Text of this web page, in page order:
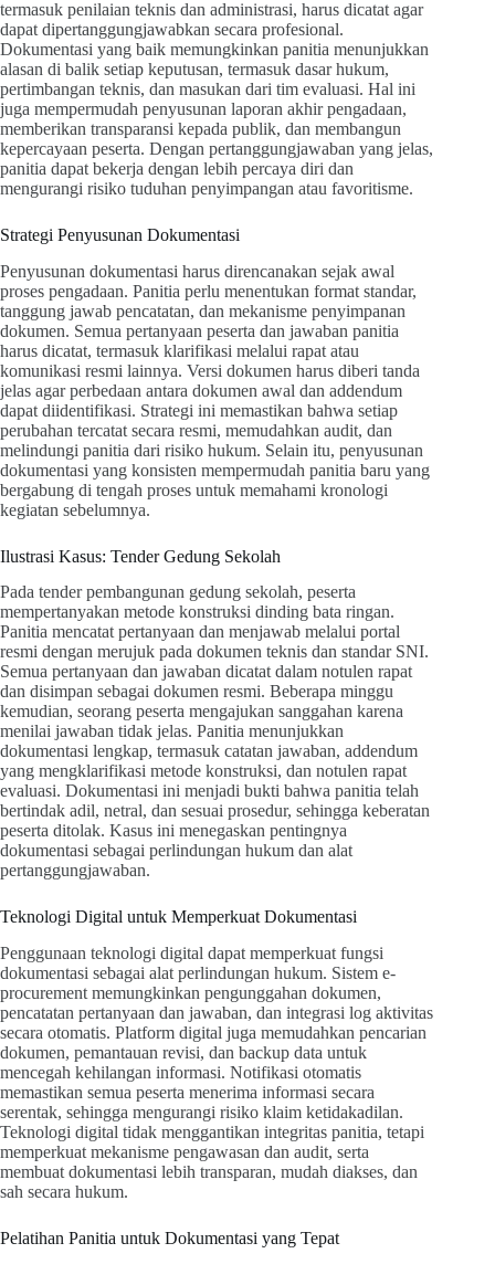
termasuk penilaian teknis dan administrasi, harus dicatat agar
dapat dipertanggungjawabkan secara profesional.
Dokumentasi yang baik memungkinkan panitia menunjukkan
alasan di balik setiap keputusan, termasuk dasar hukum,
pertimbangan teknis, dan masukan dari tim evaluasi. Hal ini
juga mempermudah penyusunan laporan akhir pengadaan,
memberikan transparansi kepada publik, dan membangun
kepercayaan peserta. Dengan pertanggungjawaban yang jelas,
panitia dapat bekerja dengan lebih percaya diri dan
mengurangi risiko tuduhan penyimpangan atau favoritisme.
Strategi Penyusunan Dokumentasi
Penyusunan dokumentasi harus direncanakan sejak awal
proses pengadaan. Panitia perlu menentukan format standar,
tanggung jawab pencatatan, dan mekanisme penyimpanan
dokumen. Semua pertanyaan peserta dan jawaban panitia
harus dicatat, termasuk klarifikasi melalui rapat atau
komunikasi resmi lainnya. Versi dokumen harus diberi tanda
jelas agar perbedaan antara dokumen awal dan addendum
dapat diidentifikasi. Strategi ini memastikan bahwa setiap
perubahan tercatat secara resmi, memudahkan audit, dan
melindungi panitia dari risiko hukum. Selain itu, penyusunan
dokumentasi yang konsisten mempermudah panitia baru yang
bergabung di tengah proses untuk memahami kronologi
kegiatan sebelumnya.
Ilustrasi Kasus: Tender Gedung Sekolah
Pada tender pembangunan gedung sekolah, peserta
mempertanyakan metode konstruksi dinding bata ringan.
Panitia mencatat pertanyaan dan menjawab melalui portal
resmi dengan merujuk pada dokumen teknis dan standar SNI.
Semua pertanyaan dan jawaban dicatat dalam notulen rapat
dan disimpan sebagai dokumen resmi. Beberapa minggu
kemudian, seorang peserta mengajukan sanggahan karena
menilai jawaban tidak jelas. Panitia menunjukkan
dokumentasi lengkap, termasuk catatan jawaban, addendum
yang mengklarifikasi metode konstruksi, dan notulen rapat
evaluasi. Dokumentasi ini menjadi bukti bahwa panitia telah
bertindak adil, netral, dan sesuai prosedur, sehingga keberatan
peserta ditolak. Kasus ini menegaskan pentingnya
dokumentasi sebagai perlindungan hukum dan alat
pertanggungjawaban.
Teknologi Digital untuk Memperkuat Dokumentasi
Penggunaan teknologi digital dapat memperkuat fungsi
dokumentasi sebagai alat perlindungan hukum. Sistem e-
procurement memungkinkan pengunggahan dokumen,
pencatatan pertanyaan dan jawaban, dan integrasi log aktivitas
secara otomatis. Platform digital juga memudahkan pencarian
dokumen, pemantauan revisi, dan backup data untuk
mencegah kehilangan informasi. Notifikasi otomatis
memastikan semua peserta menerima informasi secara
serentak, sehingga mengurangi risiko klaim ketidakadilan.
Teknologi digital tidak menggantikan integritas panitia, tetapi
memperkuat mekanisme pengawasan dan audit, serta
membuat dokumentasi lebih transparan, mudah diakses, dan
sah secara hukum.
Pelatihan Panitia untuk Dokumentasi yang Tepat